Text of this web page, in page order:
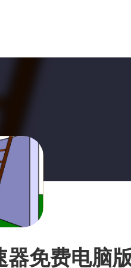
器免费电脑